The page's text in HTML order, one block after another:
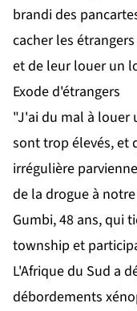
brandi des
cacher les
et de leur louer un
Exode d'étrangers
"J'ai du mal à louer
sont trop élevés, et
irrégulière
de la drogue à
Gumbi, 48 ans, qui
township et
L'Afrique du Sud a
débordements